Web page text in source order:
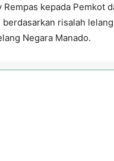
kepada Pemkot
risalah
Negara Manado.